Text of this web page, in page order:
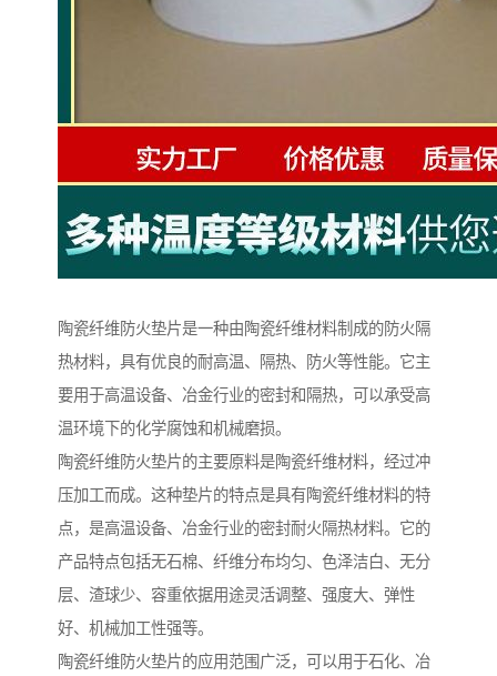
陶瓷纤维防火垫片是一种由陶瓷纤维材料制成的防火隔
热材料，具有优良的耐高温、隔热、防火等性能。它主
要用于高温设备、冶金行业的密封和隔热，可以承受高
温环境下的化学腐蚀和机械磨损。
陶瓷纤维防火垫片的主要原料是陶瓷纤维材料，经过冲
压加工而成。这种垫片的特点是具有陶瓷纤维材料的特
点，是高温设备、冶金行业的密封耐火隔热材料。它的
产品特点包括无石棉、纤维分布均匀、色泽洁白、无分
层、渣球少、容重依据用途灵活调整、强度大、弹性
好、机械加工性强等。
陶瓷纤维防火垫片的应用范围广泛，可以用于石化、冶